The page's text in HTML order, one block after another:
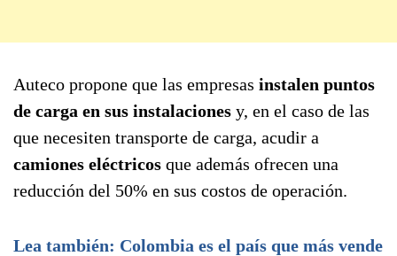
Auteco propone que las empresas instalen puntos
de carga en sus instalaciones y, en el caso de las
que necesiten transporte de carga, acudir a
camiones eléctricos que además ofrecen una
reducción del 50% en sus costos de operación.
Lea también: Colombia es el país que más vende